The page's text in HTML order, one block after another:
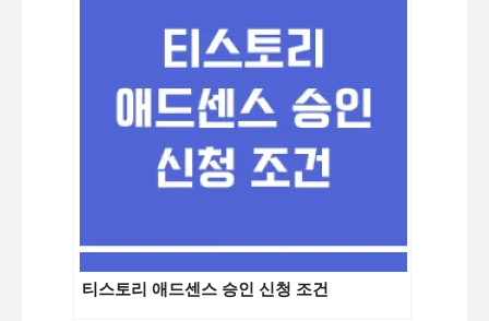
티스토리 애드센스 승인 신청 조건